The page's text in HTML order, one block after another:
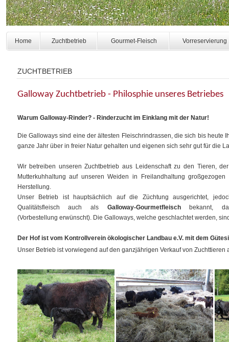
Home Zuchtbetrieb Gourmet-Fleisch Vorreservierung
ZUCHTBETRIEB
Galloway Zuchtbetrieb - Philosphie unseres Betriebes
Warum Galloway-Rinder? - Rinderzucht im Einklang mit der Natur!
Die Galloways sind eine der ältesten Fleischrindrassen, die sich bis heute
ganze Jahr über in freier Natur gehalten und eigenen sich sehr gut für die
Wir betreiben unseren Zuchtbetrieb aus Leidenschaft zu den Tieren,
Mutterkuhhaltung auf unseren Weiden in Freilandhaltung
Herstellung.
Unser Betrieb ist hauptsächlich auf die Züchtung ausgerichtet,
Qualitätsfleisch auch als Galloway-Gourmetfleisch bekannt,
(Vorbestellung erwünscht). Die Galloways, welche geschlachtet werden,
Der Hof ist vom Kontrollverein ökologischer Landbau e.V. mit dem
Unser Betrieb ist vorwiegend auf den ganzjährigen Verkauf von Zuchttieren